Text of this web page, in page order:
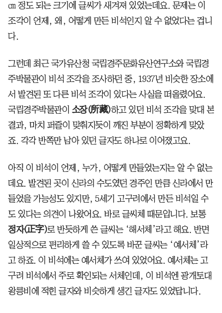
㎝ 정도 되는 크기에 글씨가 새겨져 있었는데요. 문제는 이
조각이 언제, 왜, 어떻게 만든 비석인지 알 수 없었다는 겁니
다.
그런데 최근 국가유산청 국립경주문화유산연구소와 국립경
주박물관이 비석 조각을 조사하던 중, 1937년 비슷한 장소에
서 발견된 또 다른 비석 조각이 있다는 사실을 떠올렸어요.
국립경주박물관이 소장(所藏)하고 있던 비석 조각을 맞대 본
결과, 마치 퍼즐이 맞춰지듯이 깨진 부분이 정확하게 맞았
죠. 각각 반쪽만 남아 있던 글자도 하나로 이어졌고요.
아직 이 비석이 언제, 누가, 어떻게 만들었는지는 알 수 없는
데요. 발견된 곳이 신라의 수도였던 경주인 만큼 신라에서 만
들었을 가능성도 있지만, 5세기 고구려에서 만든 비석일 수
도 있다는 의견이 나왔어요. 바로 글씨체 때문입니다. 보통
정자(正字)로 반듯하게 쓴 글씨는 ‘해서체’라고 해요. 반면
일상적으로 편리하게 쓸 수 있도록 바꾼 글씨는 ‘예서체’라
고 하죠. 이 비석에는 예서체가 쓰여 있었어요. 예서체는 고
구려 비석에서 주로 확인되는 서체인데, 이 비석엔 광개토대
왕릉비에 적힌 글자와 비슷하게 생긴 글자도 있었답니다.